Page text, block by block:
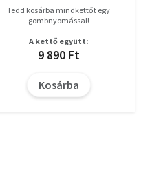
Tedd kosárba mindkettőt egy
gombnyomással!
A kettő együtt:
9 890 Ft
Kosárba